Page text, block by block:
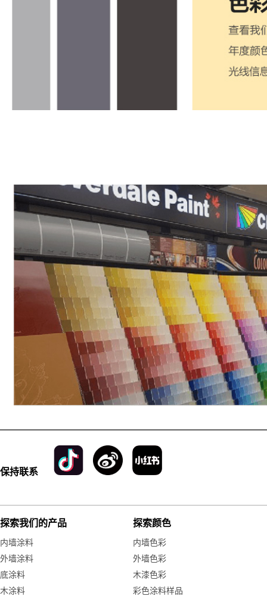
保持联系
探索我们的产品
内墙涂料
外墙涂料
底涂料
木涂料
探索颜色
内墙色彩
外墙色彩
木漆色彩
彩色涂料样品